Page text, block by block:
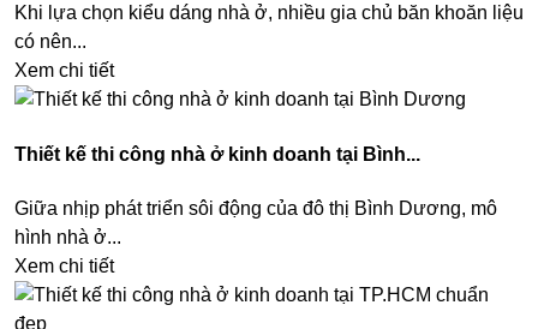
Khi lựa chọn kiểu dáng nhà ở, nhiều gia chủ băn khoăn liệu
có nên...
Xem chi tiết
Thiết kế thi công nhà ở kinh doanh tại Bình...
Giữa nhịp phát triển sôi động của đô thị Bình Dương, mô
hình nhà ở...
Xem chi tiết